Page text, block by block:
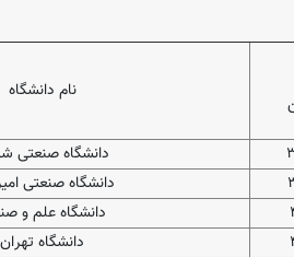
نام دانشگاه
دانشگاه صنعتی
دانشگاه صنعتی
دانشگاه علم و
دانشگاه تهران